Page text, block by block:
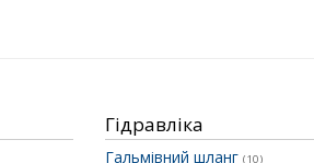
Гідравліка
Гальмівний шланг (10)